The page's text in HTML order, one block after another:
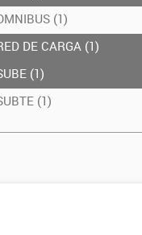
(1)
DE CARGA (1)
(1)
(1)